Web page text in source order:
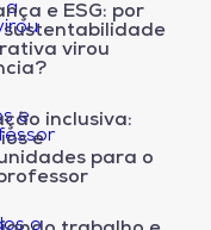
e ESG: por
sustentabilidade
virou
inclusiva:
e
para o